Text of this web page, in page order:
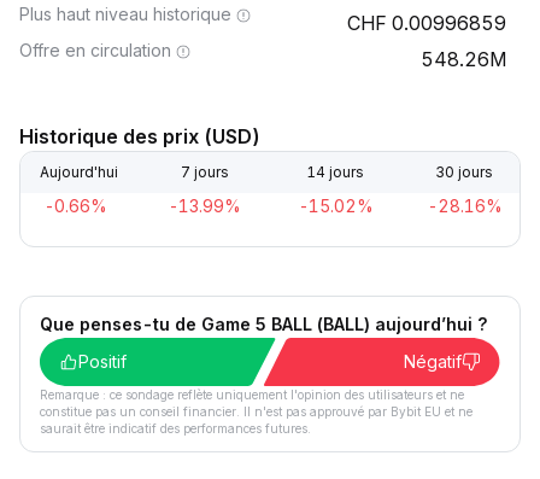
Plus haut niveau historique 0.00996859
Offre en circulation 548.26M
Historique des prix (USD)
Aujourd'hui 7 jours 14 jours 30 jours
-0.66% -13.99% -15.02% -28.16%
Que penses-tu de Game 5 BALL (BALL) aujourd’hui ?
Positif
Négatif
Remarque : ce sondage reflète uniquement l'opinion des utilisateurs et ne
constitue pas un conseil financier. Il n'est pas approuvé par Bybit EU et ne
saurait être indicatif des performances futures.